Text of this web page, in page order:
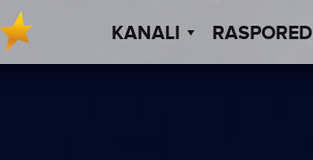
KANALI RASPORED